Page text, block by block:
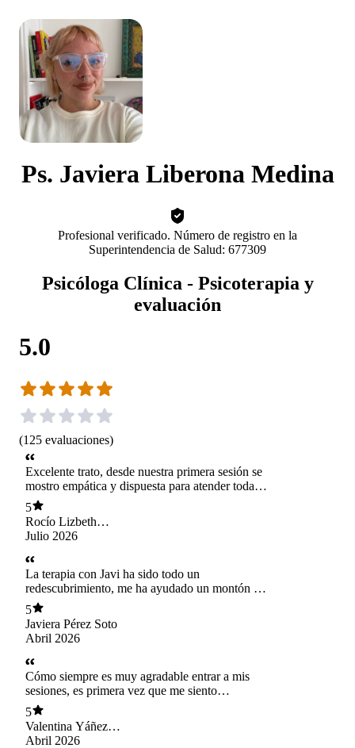
Ps. Javiera Liberona Medina
Profesional verificado. Número de registro en la
Superintendencia de Salud: 677309
Psicóloga Clínica - Psicoterapia y
evaluación
5.0
(125 evaluaciones)
Excelente trato, desde nuestra primera sesión se
mostro empática y dispuesta para atender todas
mis dudas. Muy agradecida con ella por el
acompañamiento.
5
Rocío Lizbeth
Hernández
Julio 2026
La terapia con Javi ha sido todo un
redescubrimiento, me ha ayudado un montón y
se ha convertido en un espacio seguro donde
poder explorar y realizar un montón de
preguntas sobre lo que necesito para avanzar,
me falta mucho aun, pero fue la mejor decisión
que he tomado.
5
Javiera Pérez Soto
Abril 2026
Cómo siempre es muy agradable entrar a mis
sesiones, es primera vez que me siento
comprendida y acompañada. Estoy muy
agradecida y la recomiendo 💯 😸
5
Valentina Yáñez
Pailamilla
Abril 2026